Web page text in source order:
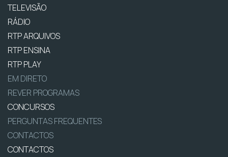
TELEVISÃO
RÁDIO
RTP ARQUIVOS
RTP ENSINA
RTP PLAY
EM DIRETO
REVER PROGRAMAS
CONCURSOS
PERGUNTAS FREQUENTES
CONTACTOS
CONTACTOS